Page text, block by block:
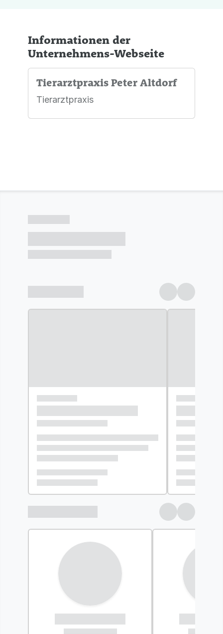
Informationen der
Unternehmens-Webseite
Tierarztpraxis Peter Altdorf
Tierarztpraxis